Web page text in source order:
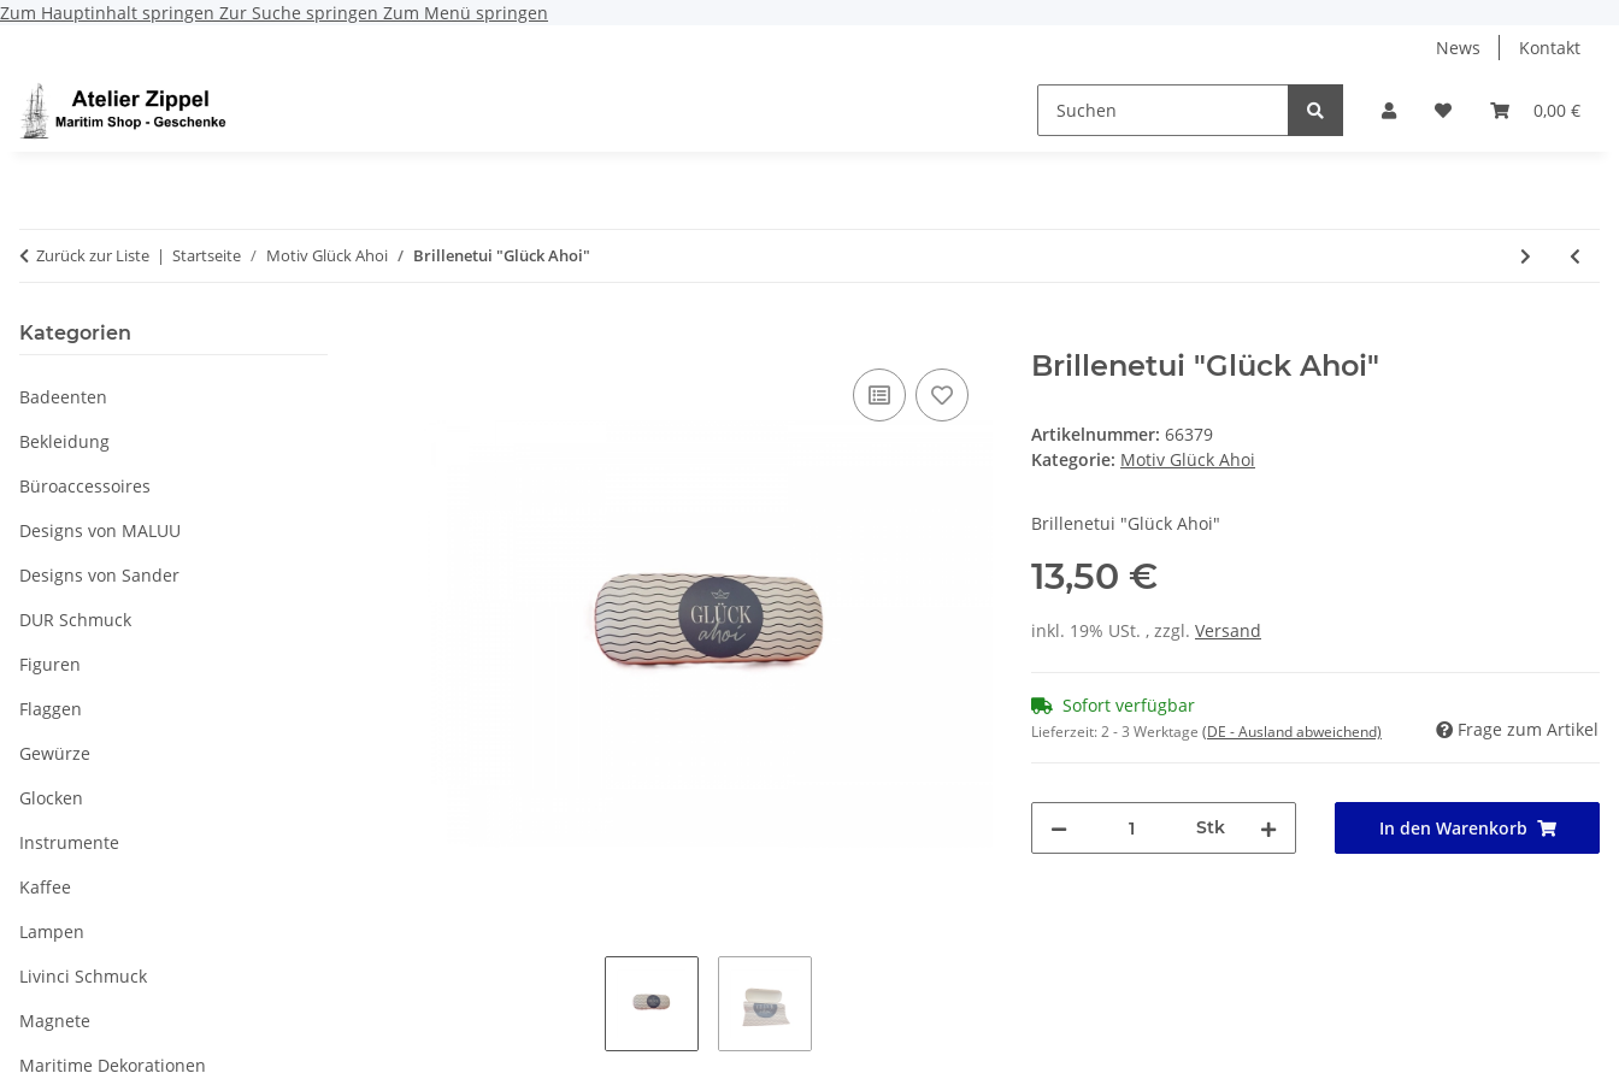
Zum Hauptinhalt springen Zur Suche springen Zum Menü springen
News
Kontakt
0,00 €
Zurück zur Liste Startseite Motiv Glück Ahoi Brillenetui "Glück Ahoi"
Brillenetui "Glück Ahoi"
Artikelnummer: 66379
Kategorie: Motiv Glück Ahoi
Brillenetui "Glück Ahoi"
13,50 €
inkl. 19% USt. , zzgl. Versand
Sofort verfügbar
Lieferzeit:2 - 3 Werktage (DE - Ausland abweichend) Frage zum Artikel
Stk In den Warenkorb
Kategorien
Badeenten
Bekleidung
Büroaccessoires
Designs von MALUU
Designs von Sander
DUR Schmuck
Figuren
Flaggen
Gewürze
Glocken
Instrumente
Kaffee
Lampen
Livinci Schmuck
Magnete
Maritime Dekorationen